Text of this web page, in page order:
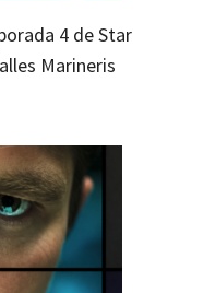
4 de Star
Marineris